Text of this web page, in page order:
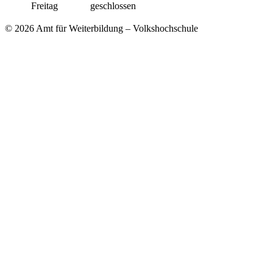
Freitag geschlossen
© 2026 Amt für Weiterbildung – Volkshochschule